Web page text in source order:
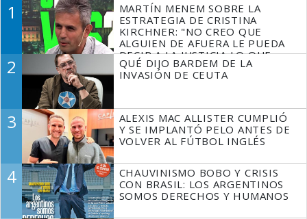
1
MARTÍN MENEM SOBRE LA
ESTRATEGIA DE CRISTINA
KIRCHNER: "NO CREO QUE
ALGUIEN DE AFUERA LE PUEDA
DECIR A LA JUSTICIA LO QUE
TIENE QUE HACER"
2
QUÉ DIJO BARDEM DE LA
INVASIÓN DE CEUTA
3
ALEXIS MAC ALLISTER CUMPLIÓ
Y SE IMPLANTÓ PELO ANTES DE
VOLVER AL FÚTBOL INGLÉS
4
CHAUVINISMO BOBO Y CRISIS
CON BRASIL: LOS ARGENTINOS
SOMOS DERECHOS Y HUMANOS